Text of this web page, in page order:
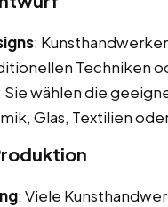
:
Techniken
Sie wählen die
Glas, Textilien
: Viele